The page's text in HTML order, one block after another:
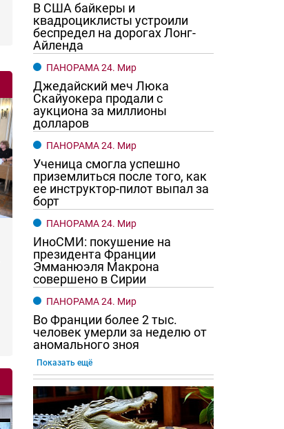
В США байкеры и
квадроциклисты устроили
беспредел на дорогах Лонг-
Айленда
ПАНОРАМА 24. Мир
Джедайский меч Люка
Скайуокера продали с
аукциона за миллионы
долларов
ПАНОРАМА 24. Мир
Ученица смогла успешно
приземлиться после того, как
ее инструктор-пилот выпал за
борт
ПАНОРАМА 24. Мир
ИноСМИ: покушение на
президента Франции
Эмманюэля Макрона
совершено в Сирии
ПАНОРАМА 24. Мир
Во Франции более 2 тыс.
человек умерли за неделю от
аномального зноя
Показать ещё